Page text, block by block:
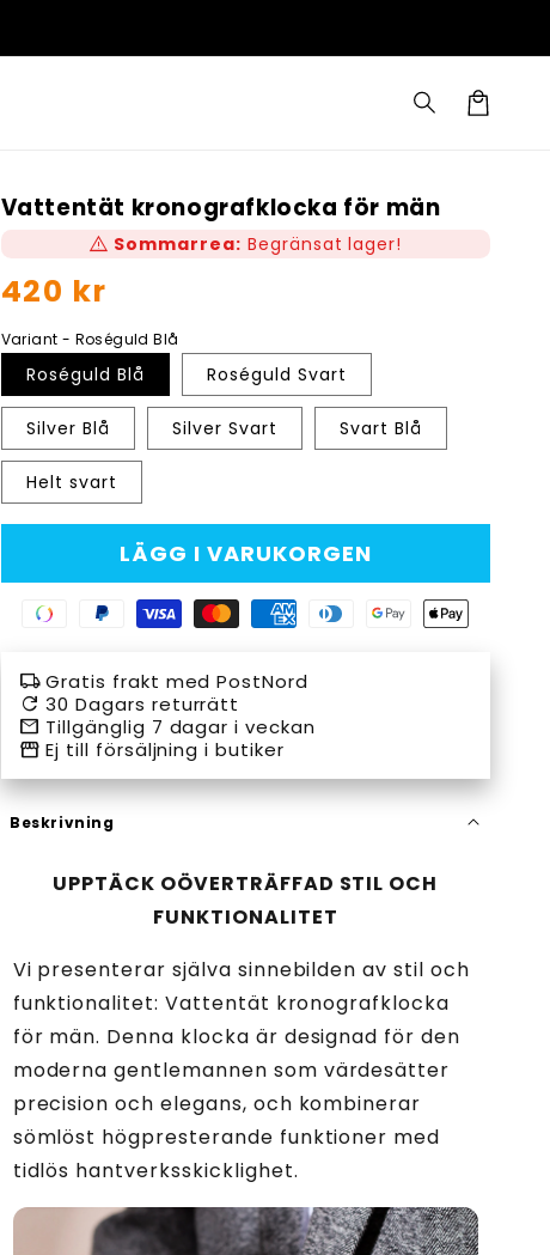
Vattentät kronografklocka för män
warning Sommarrea: Begränsat lager!
Ordinarie
420 kr
Variant - Roséguld Blå
Roséguld Blå Roséguld Svart
Silver Blå Silver Svart Svart Blå
Helt svart
LÄGG I VARUKORGEN
Swish
method
Paypal
method
Visa
method
Master
method
American
payment
method
Diners
method
GoogleApple
local_shipping Gratis frakt med PostNord
refresh 30 Dagars returrätt
email Tillgänglig 7 dagar i veckan
storefront Ej till försäljning i butiker
Beskrivning
UPPTÄCK OÖVERTRÄFFAD STIL OCH
FUNKTIONALITET
Vi presenterar själva sinnebilden av stil och
funktionalitet: Vattentät kronografklocka
för män. Denna klocka är designad för den
moderna gentlemannen som värdesätter
precision och elegans, och kombinerar
sömlöst högpresterande funktioner med
tidlös hantverksskicklighet.